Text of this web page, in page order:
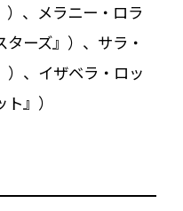
）、メラニー・ロラ
ーズ』）、サラ・
）、イザベラ・ロッ
』）